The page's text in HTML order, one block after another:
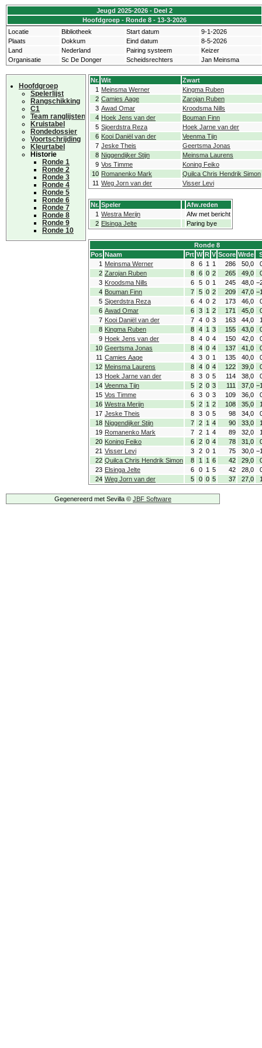
Jeugd 2025-2026 - Deel 2
Hoofdgroep - Ronde 8 - 13-3-2026
Locatie
Bibliotheek Start datum
9-1-2026
Plaats
Dokkum Eind datum
8-5-2026
Land
Nederland Pairing systeem
Keizer
Organisatie
Sc De Donger Scheidsrechters Jan Meinsma
Hoofdgroep
Spelerlijst
Rangschikking
C1
Team ranglijsten
Kruistabel
Rondedossier
Voortschrijding
Kleurtabel
Historie
Ronde 1
Ronde 2
Ronde 3
Ronde 4
Ronde 5
Ronde 6
Ronde 7
Ronde 8
Ronde 9
Ronde 10
Nr. Wit
Zwart
1 Meinsma Werner
Kingma Ruben
2 Camies Aage
Zarojan Ruben
3 Awad Omar
Kroodsma Nills
4 Hoek Jens van der
Bouman Finn
5 Sjoerdstra Reza
Hoek Jarne van der
6 Kooi Daniël van der
Veenma Tijn
7 Jeske Theis
Geertsma Jonas
8 Niggendijker Stijn
Meinsma Laurens
9 Vos Timme
Koning Feiko
10 Romanenko Mark
Quilca Chris Hendrik Simon
11 Weg Jorn van der Visser Levi
Nr. Speler
Afw.reden
1 Westra Merijn
Afw met bericht
2 Elsinga Jelte Paring bye
Ronde 8
Pos Naam Prt W R V Score Wrde
1 Meinsma Werner 8 6 1 1 286 50,0
2 Zarojan Ruben 8 6 0 2 265 49,0
3 Kroodsma Nills 6 5 0 1 245 48,0
4 Bouman Finn 7 5 0 2 209 47,0
5 Sjoerdstra Reza 6 4 0 2 173 46,0
6 Awad Omar 6 3 1 2 171 45,0
7 Kooi Daniël van der 7 4 0 3 163 44,0
8 Kingma Ruben 8 4 1 3 155 43,0
9 Hoek Jens van der 8 4 0 4 150 42,0
10 Geertsma Jonas 8 4 0 4 137 41,0
11 Camies Aage 4 3 0 1 135 40,0
12 Meinsma Laurens 8 4 0 4 122 39,0
13 Hoek Jarne van der 8 3 0 5 114 38,0
14 Veenma Tijn 5 2 0 3 111 37,0
15 Vos Timme 6 3 0 3 109 36,0
16 Westra Merijn 5 2 1 2 108 35,0
17 Jeske Theis 8 3 0 5 98 34,0
18 Niggendijker Stijn 7 2 1 4 90 33,0
19 Romanenko Mark 7 2 1 4 89 32,0
20 Koning Feiko 6 2 0 4 78 31,0
21 Visser Levi 3 2 0 1 75 30,0
22 Quilca Chris Hendrik Simon 8 1 1 6 42 29,0
23 Elsinga Jelte 6 0 1 5 42 28,0
24 Weg Jorn van der 5 0 0 5 37 27,0
Gegenereerd met Sevilla © JBF Software